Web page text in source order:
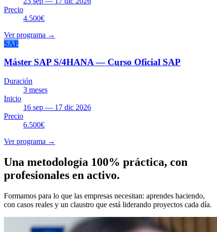
Precio
4.500€
Ver programa →
SAP
Máster SAP S/4HANA — Curso Oficial SAP
Duración
3 meses
Inicio
16 sep — 17 dic 2026
Precio
6.500€
Ver programa →
Una metodología 100% práctica, con
profesionales en activo.
Formamos para lo que las empresas necesitan: aprendes haciendo,
con casos reales y un claustro que está liderando proyectos cada día.